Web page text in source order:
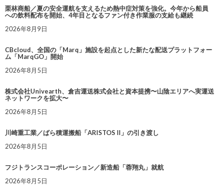
栗林商船／夏の安全運航を支えるため熱中症対策を強化。今年から船員
への飲料配布を開始、4年目となるファン付き作業服の支給も継続
2026年8月9日
CBcloud、全国の「Marq」施設を起点とした新たな配送プラットフォー
ム「MarqGO」開始
2026年8月5日
株式会社Univearth、倉吉運送株式会社と資本提携〜山陰エリアへ実運送
ネットワークを拡大〜
2026年8月5日
川崎重工業／ばら積運搬船「ARISTOS II」の引き渡し
2026年8月5日
フジトランスコーポレーション／新造船「蓉翔丸」就航
2026年8月5日